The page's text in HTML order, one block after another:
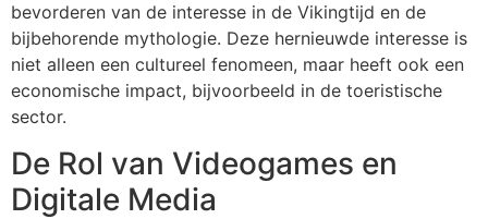
bevorderen van de interesse in de Vikingtijd en de
bijbehorende mythologie. Deze hernieuwde interesse is
niet alleen een cultureel fenomeen, maar heeft ook een
economische impact, bijvoorbeeld in de toeristische
sector.
De Rol van Videogames en
Digitale Media